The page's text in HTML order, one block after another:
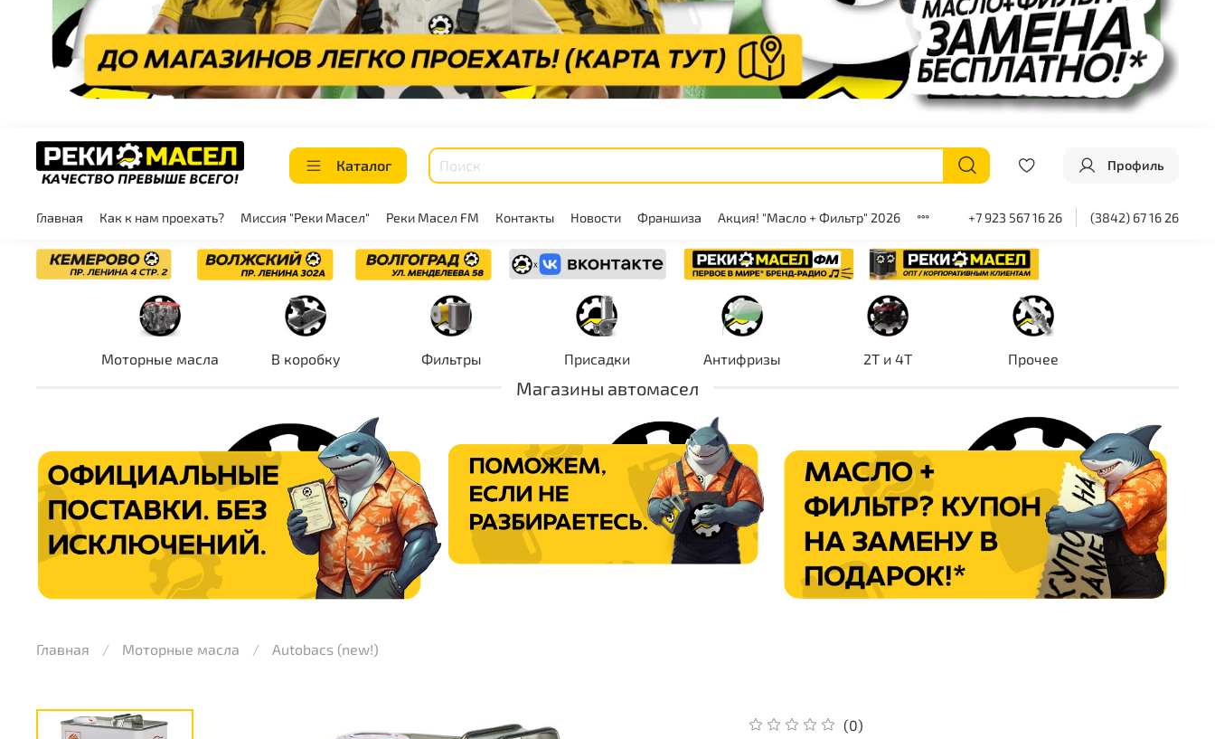
Каталог Профиль
Главная Как к нам проехать? Миссия "Реки Масел" Реки Масел FM Контакты Новости Франшиза Акция! "Масло + Фильтр" 2026 +7 923 567 16 26 (3842) 67 16 26
Моторные масла В коробку Фильтры Присадки Антифризы 2T и 4T Прочее
Магазины автомасел
Главная Моторные масла Autobacs (new!)
(0)